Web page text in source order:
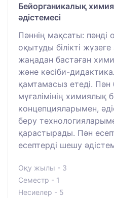
Бейорганикалық
әдістемесі
Пәннің мақсаты: пәнді
оқытуды білікті жүзеге
жаңадан бастаған
және кәсіби-
қамтамасыз етеді.
мұғалімінің химиялық
концепцияларымен,
беру
қарастырады. Пән
есептерді шешу
Оқу жылы - 3
Семестр - 1
Несиелер - 5